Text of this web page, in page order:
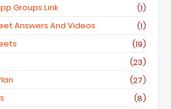
Groups Link
(1)
Answers And Videos
(1)
(19)
(23)
(27)
(8)